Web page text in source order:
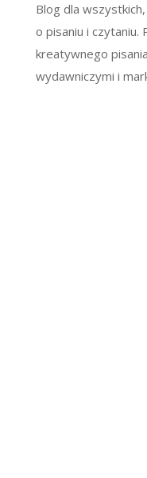
Blog dla
o pisaniu i
kreatywnego
wydawniczymi i